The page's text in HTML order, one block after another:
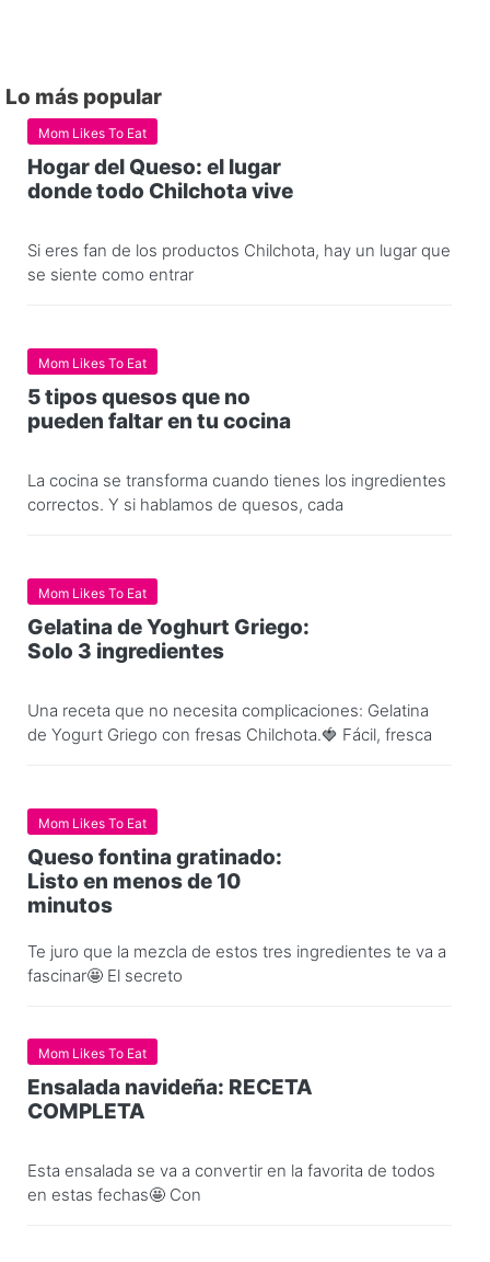
Lo más popular
Mom Likes To Eat
Hogar del Queso: el lugar
donde todo Chilchota vive
Si eres fan de los productos Chilchota, hay un lugar que
se siente como entrar
Mom Likes To Eat
5 tipos quesos que no
pueden faltar en tu cocina
La cocina se transforma cuando tienes los ingredientes
correctos. Y si hablamos de quesos, cada
Mom Likes To Eat
Gelatina de Yoghurt Griego:
Solo 3 ingredientes
Una receta que no necesita complicaciones: Gelatina
de Yogurt Griego con fresas Chilchota.🍓 Fácil, fresca
Mom Likes To Eat
Queso fontina gratinado:
Listo en menos de 10
minutos
Te juro que la mezcla de estos tres ingredientes te va a
fascinar🤩 El secreto
Mom Likes To Eat
Ensalada navideña: RECETA
COMPLETA
Esta ensalada se va a convertir en la favorita de todos
en estas fechas🤩 Con